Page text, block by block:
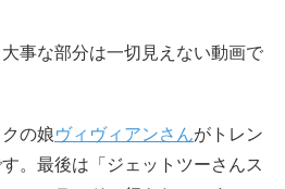
事な部分は一切見えない動画で
の娘ヴィヴィアンさんがトレン
。最後は「ジェットツーさんス